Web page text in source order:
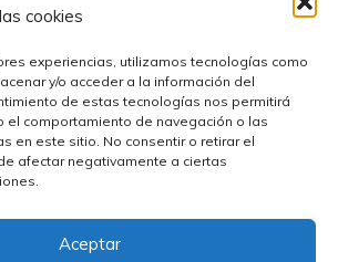
cookies
experiencias, utilizamos tecnologías como
y/o acceder a la información del
de estas tecnologías nos permitirá
el comportamiento de navegación o las
en este sitio. No consentir o retirar el
afectar negativamente a ciertas
Aceptar
2023 | CIF: B41194655